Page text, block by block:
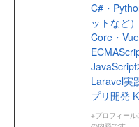
C#・
ットなど）
Core・
Laravel実
プリ開発
※プロフィー